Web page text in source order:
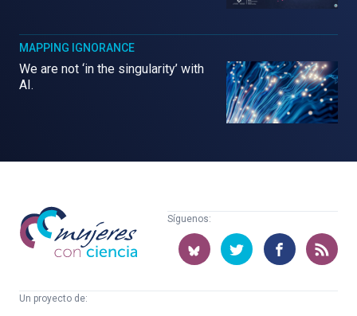
MAPPING IGNORANCE
We are not ‘in the singularity’ with
AI.
Mujeres
con
ciencia
Síguenos:
Un proyecto de: